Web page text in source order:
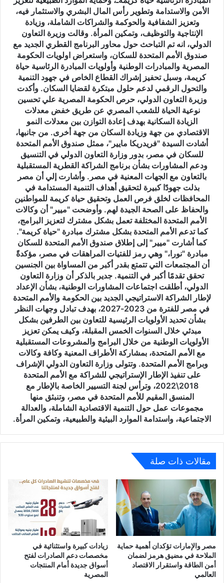
وتحقيق
كريمة
للمواطنين
والحفاظ
على
الصحة
الجيدة
عقدت
الدكتورة
المشاط،
وزيرة
التعاون
الدولي،
اجتماعًا
ممثلة
صندوق
الأمم
المتحدة
للسكان
مصر،
السيدة
فريدريكا
ميير،
بحضور
فريقي
عمل
الوزارة
والصندوق
الأممي؛
وذلك
مراجعة
التعاون
الإنمائي
الجارية
الحكومة
المصرية
وصندوق
الأمم
المتحدة
للسكان
،
وكذلك
مناقشة
خارطة
الأمن والاستدامة وتطوير رأس المال البشري والاستثمار فيه،
وتعزيز الشفافية والحوكمة والشراكات الشاملة، وزيادة
الإنتاجية والتوظيف، وتمكين المرأة. وقالت وزيرة التعاون
الدولي، انه تم التباحث حول محاور البرنامج القطري الجديد مع
صندوق الأمم المتحدة للسكان، واستعراض اولويات الحكومة
المصرية والمبادرات الوطنية وأولويات المبادرة الرئاسية حياة
كريمة، وسبل تحفيز إشراك القطاع الخاص في جهود التنمية
والتحول الرقمي لدعم حلول مبتكرة لقضايا السكان. وأكدت
وزيرة التعاون الدولي، حرص الحكومة المصرية علي تحسين
نوعية الحياة للشعب المصري عن طريق خفض معدلات
الزيادة السكانية بهدف إعادة التوازن بين معدلات النمو
الاقتصادي من جهة وزيادة السكان من جهة أخرى. من جانبها،
أشادت السيدة "فريدريكا مايير"، ممثل صندوق الأمم المتحدة
للسكان في مصر، بدور وزارة التعاون الدولي في التنسيق
ودعم المشاورات بشأن برنامج الشراكة القطرية المستقبلية
بالتعاون مع الجهات المعنية في مصر. وأشارت إلي أن مصر
بذلت جهودًا كبيرة لتحقيق أهداف التنمية المستدامة في
المحافظات لخلق فرص العمل وتحقيق حياة كريمة للمواطنين
والحفاظ على الصحة الجيدة لهم. وأوضحت "ميير" أن وكالات
الأمم المتحدة المختلفة تعمل بشكل مشترك لتعزيز البرامج،
كما تدعم الأمم المتحدة بشكل مشترك مبادرة "حياة كريمة".
كما أشارت "ميير" إلى إطلاق صندوق الأمم المتحدة للسكان
مبادرة "نورا،" وهي رمز للفتيات المراهقات في مصر، مؤكدةً
أن المجتمعات التي تتمتع بقدر أكبر من المساواة بين الجنسين
تحقق تقدمًا أكبر في التنمية. جدير بالذكر أن وزارة التعاون
الدولي، أطلقت اجتماعات المشاورات الوطنية، بشأن الإعداد
لإطار الشراكة الاستراتيجي الجديد بين الحكومة والأمم المتحدة
في مصر للفترة من 2023-2027، بهدف تبادل وجهات النظر
بشأن تحديد الأولويات الرئيسية للتعاون بين الطرفين بشكل
مبدئي خلال السنوات الخمس المقبلة، وكيف يمكن تعزيز
الأولويات الوطنية من خلال البرامج والمشروعات المستقبلية
مع الأمم المتحدة، بمشاركة الأطراف المعنية وكافة وكالات
وبرامج الأمم المتحدة. وتتولى وزارة التعاون الدولي الإشراف
على تنفيذ الإطار الإستراتيجي للشراكة مع الأمم المتحدة
2018\2022، وترأس لجنة التسيير الخاصة بالإطار مع
المنسق المقيم للأمم المتحدة في مصر، وتنبثق منها
مجموعات عمل حول التنمية الاقتصادية الشاملة، والعدالة
الاجتماعية، واستدامة الموارد البيئية والطبيعية، وتمكين المرأة.
مقالات ذات صلة
مصر والإمارات تؤكدان أهمية حماية
الملاحة في مضيق هرمز لضمان
أمن الطاقة واستقرار الاقتصاد
العالمي
زيادات كبيرة واستثنائية في
مخصصات دعم الصادرات لفتح
أسواق جديدة أمام المنتجات
المصرية